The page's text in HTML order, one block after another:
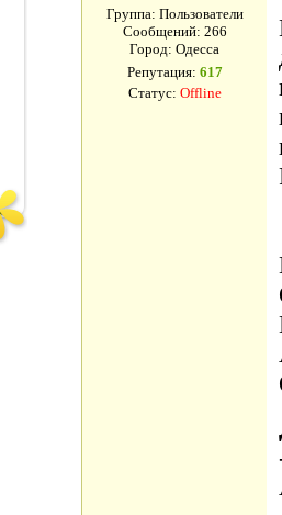
Группа: Пользователи
Сообщений: 266
Город: Одесса
Репутация: 617
Статус: Offline